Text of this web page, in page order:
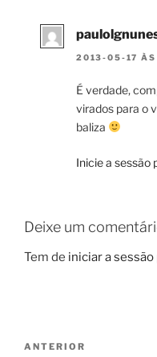
2013-05-17 ÀS
É verdade,
virados para o
baliza
Inicie a sessão
Deixe um
Tem de iniciar a sessão
Navegação
Conteúdo
ANTERIOR